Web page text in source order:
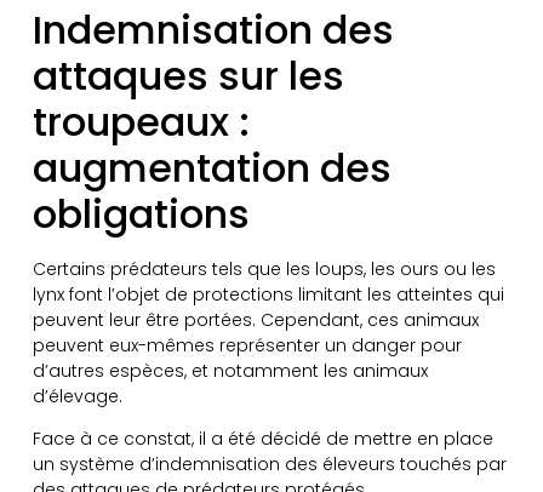
Indemnisation des
attaques sur les
troupeaux :
augmentation des
obligations
Certains prédateurs tels que les loups, les ours ou les
lynx font l’objet de protections limitant les atteintes qui
peuvent leur être portées. Cependant, ces animaux
peuvent eux-mêmes représenter un danger pour
d’autres espèces, et notamment les animaux
d’élevage.
Face à ce constat, il a été décidé de mettre en place
un système d’indemnisation des éleveurs touchés par